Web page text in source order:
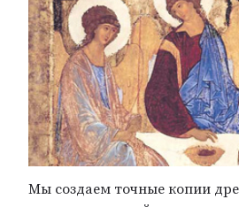
Мы создаем точные копии